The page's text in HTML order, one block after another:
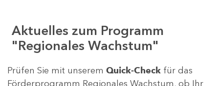
Aktuelles zum Programm
"Regionales Wachstum"
Prüfen Sie mit unserem Quick-Check für das
Förderprogramm Regionales Wachstum, ob Ihr